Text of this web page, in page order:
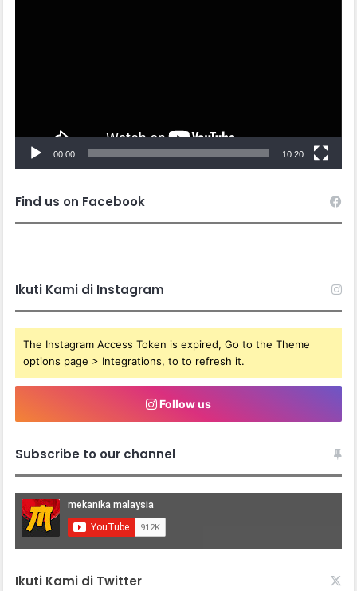
00:00 10:20
Find us on Facebook
Ikuti Kami di Instagram
The Instagram Access Token is expired, Go to the Theme
options page > Integrations, to to refresh it.
Follow us
Subscribe to our channel
Ikuti Kami di Twitter